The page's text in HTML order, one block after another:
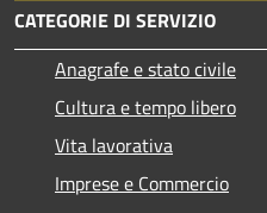
CATEGORIE DI SERVIZIO
Anagrafe e stato civile
Cultura e tempo libero
Vita lavorativa
Imprese e Commercio